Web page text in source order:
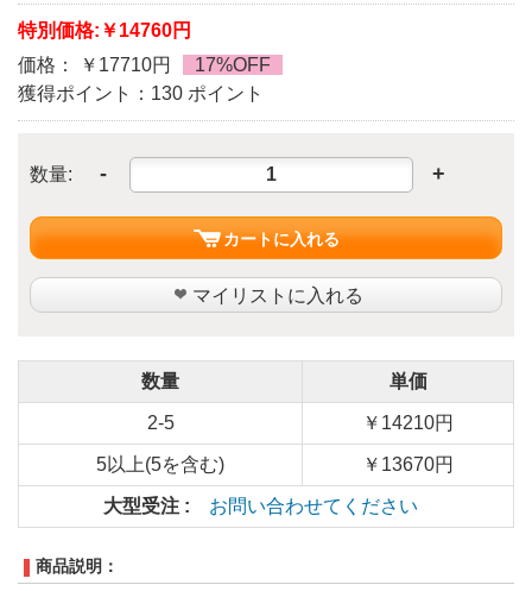
特別価格: ￥14760円
価格： ￥17710円
17%OFF
獲得ポイント：130 ポイント
数量: - +
カートに入れる
マイリストに入れる
数量 単価
2-5 ￥14210円
5以上(5を含む) ￥13670円
大型受注 : お問い合わせてください
商品説明：